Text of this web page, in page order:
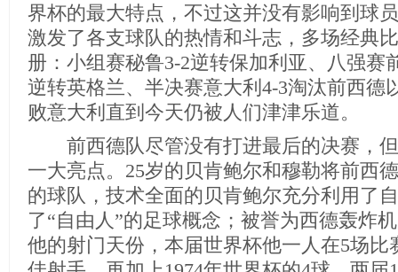
界杯的最大特点，不过这并没有影响到球
激发了各支球队的热情和斗志，多场经典
册：小组赛秘鲁3-2逆转保加利亚、八强赛
逆转英格兰、半决赛意大利4-3淘汰前西德
败意大利直到今天仍被人们津津乐道。
前西德队尽管没有打进最后的决赛，但
一大亮点。25岁的贝肯鲍尔和穆勒将前西
的球队，技术全面的贝肯鲍尔充分利用了
了“自由人”的足球概念；被誉为西德轰炸
他的射门天份，本届世界杯他一人在5场比